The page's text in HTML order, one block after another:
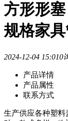
方形形
规格家
2024-12-04 15:010
产品详情
产品属性
联系方式
生产供应各种塑料